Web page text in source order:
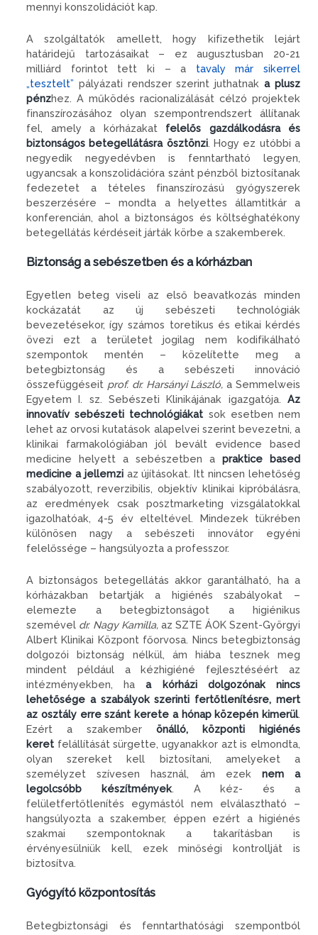
mennyi konszolidációt kap.
A szolgáltatók amellett, hogy kifizethetik lejárt
határidejű tartozásaikat – ez augusztusban 20-21
milliárd forintot tett ki – a tavaly már sikerrel
„tesztelt” pályázati rendszer szerint juthatnaka plusz
pénzhez. A működés racionalizálását célzó projektek
finanszírozásához olyan szempontrendszert állítanak
fel, amely a kórházakat felelős gazdálkodásra és
biztonságos betegellátásra ösztönzi. Hogy ez utóbbi a
negyedik negyedévben is fenntartható legyen,
ugyancsak a konszolidációra szánt pénzből biztosítanak
fedezetet a tételes finanszírozású gyógyszerek
beszerzésére – mondta a helyettes államtitkár a
konferencián, ahol a biztonságos és költséghatékony
betegellátás kérdéseit járták körbe a szakemberek.
Biztonság a sebészetben és a kórházban
Egyetlen beteg viseli az első beavatkozás minden
kockázatát az új sebészeti technológiák
bevezetésekor, így számos toretikus és etikai kérdés
övezi ezt a területet jogilag nem kodifikálható
szempontok mentén – közelítette meg a
betegbiztonság és a sebészeti innováció
összefüggéseit prof. dr. Harsányi László,a Semmelweis
Egyetem I. sz. Sebészeti Klinikájának igazgatója. Az
innovatív sebészeti technológiákat sok esetben nem
lehet az orvosi kutatások alapelvei szerint bevezetni, a
klinikai farmakológiában jól bevált evidence based
medicine helyett a sebészetben a praktice based
medicine a jellemziaz újításokat. Itt nincsen lehetőség
szabályozott, reverzibilis, objektív klinikai kipróbálásra,
az eredmények csak posztmarketing vizsgálatokkal
igazolhatóak, 4-5 év elteltével. Mindezek tükrében
különösen nagy a sebészeti innovátor egyéni
felelőssége – hangsúlyozta a professzor.
A biztonságos betegellátás akkor garantálható, ha a
kórházakban betartják a higiénés szabályokat –
elemezte a betegbiztonságot a higiénikus
szemével dr. Nagy Kamilla,az SZTE ÁOK Szent-Györgyi
Albert Klinikai Központ főorvosa. Nincs betegbiztonság
dolgozói biztonság nélkül, ám hiába tesznek meg
mindent például a kézhigiéné fejlesztéséért az
intézményekben, haa kórházi dolgozónak nincs
lehetősége a szabályok szerinti fertőtlenítésre, mert
az osztály erre szánt kerete a hónap közepén kimerül.
Ezért a szakember önálló, központi higiénés
keret felállítását sürgette, ugyanakkor azt is elmondta,
olyan szereket kell biztosítani, amelyeket a
személyzet szívesen használ, ám ezek nem a
legolcsóbb készítmények. A kéz- és a
felületfertőtlenítés egymástól nem elválasztható –
hangsúlyozta a szakember, éppen ezért a higiénés
szakmai szempontoknak a takarításban is
érvényesülniük kell, ezek minőségi kontrollját is
biztosítva.
Gyógyító központosítás
Betegbiztonsági és fenntarthatósági szempontból